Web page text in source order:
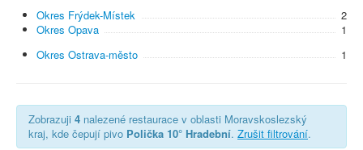
Okres Frýdek-Místek
2
Okres Opava
1
Okres Ostrava-město
1
Zobrazuji 4 nalezené restaurace v oblasti Moravskoslezský
kraj, kde čepují pivo Polička 10° Hradební. Zrušit filtrování.